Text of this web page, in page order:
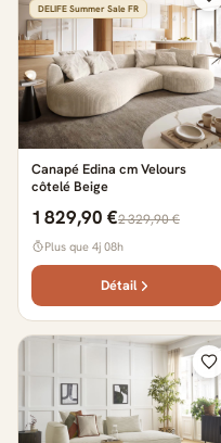
DELIFE Summer Sale FR
Canapé Edina cm Velours
côtelé Beige
1 829,90 €2 329,90 €
Plus que 4j 08h
Détail